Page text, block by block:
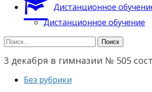
Дистанционное
Дистанционное обучение
Найти:
3 декабря в гимназии № 505
Без рубрики